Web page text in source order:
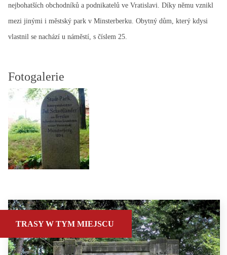
nejbohatších obchodníků a podnikatelů ve Vratislavi. Díky němu vznikl
mezi jinými i městský park v Minsterberku. Obytný dům, který kdysi
vlastnil se nachází u náměstí, s číslem 25.
Fotogalerie
TRASY W TYM MIEJSCU